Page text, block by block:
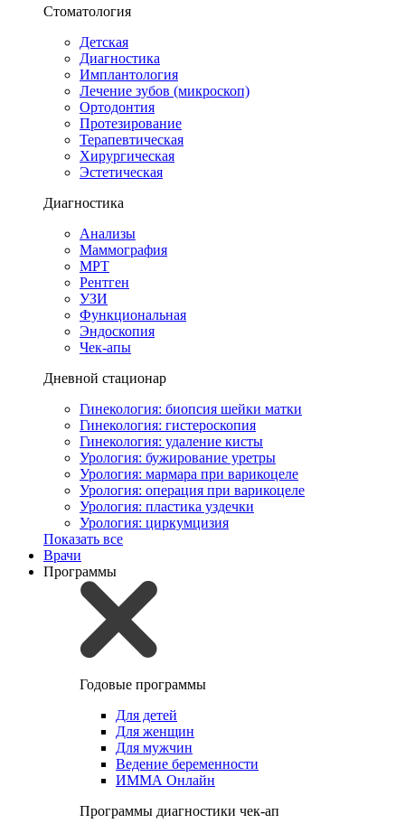
Стоматология
Детская
Диагностика
Имплантология
Лечение зубов (микроскоп)
Ортодонтия
Протезирование
Терапевтическая
Хирургическая
Эстетическая
Диагностика
Анализы
Маммография
МРТ
Рентген
УЗИ
Функциональная
Эндоскопия
Чек-апы
Дневной стационар
Гинекология: биопсия шейки матки
Гинекология: гистероскопия
Гинекология: удаление кисты
Урология: бужирование уретры
Урология: мармара при варикоцеле
Урология: операция при варикоцеле
Урология: пластика уздечки
Урология: циркумцизия
Показать все
Врачи
Программы
Годовые программы
Для детей
Для женщин
Для мужчин
Ведение беременности
ИММА Онлайн
Программы диагностики чек-ап